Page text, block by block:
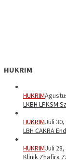
HUKRIM
HUKRIM
LKBH LPKSM
HUKRIMJuli
LBH CAKRA
HUKRIMJuli
Klinik Zhafira